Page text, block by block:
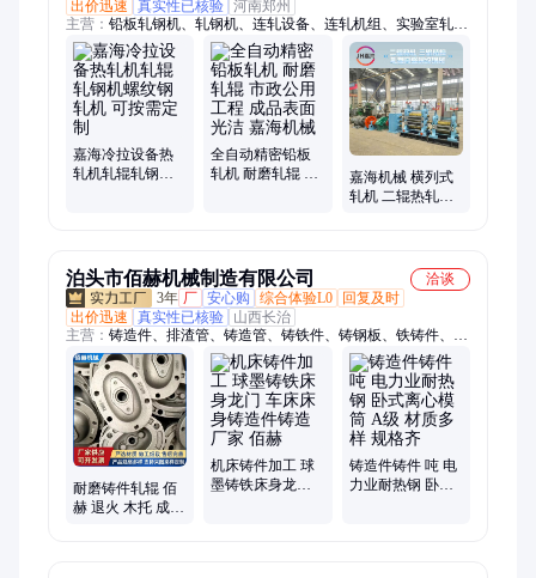
出价迅速 真实性已核验 河南郑州
主营： 铅板轧钢机、轧钢机、连轧设备、连轧机组、实验室轧钢
机、合金小轧机、全自动热轧机、合金轧钢机、粉末轧钢机、铝
板轧钢机、铜板轧钢机、贵金属轧钢机
嘉海冷拉设备热
轧机轧辊轧钢机
全自动精密铅板
轧机 耐磨轧辊 市
嘉海机械 横列式
轧机 二辊热轧机
泊头市佰赫机械制造有限公司
洽谈
3年 厂 安心购 综合体验L0
回复及时
出价迅速
真实性已核验
山西长治
主营： 铸造件、排渣管、铸造管、铸铁件、铸钢板、铁铸件、输
送辊、耐热舟、铸钢件、下底板、钢铸件、灰铁件、炉台板、还
原罐、耐热钢、导向板、耐磨管、下料管、耐磨钢、泡沫模、挡
砖圈、斜口管、炉底板、压铸件、灰铸铁
耐磨铸件轧辊 佰
赫 退火 木托 成分
机床铸件加工 球
墨铸铁床身龙门
铸造件铸件 吨 电
力业耐热钢 卧式